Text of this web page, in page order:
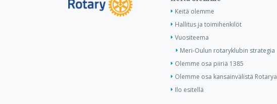
Keitä olemme
Hallitus ja toimihenkilöt
Vuositeema
Meri-Oulun rotaryklubin strategia
Olemme osa piiriä 1385
Olemme osa kansainvälistä Rotarya
Ilo esitellä